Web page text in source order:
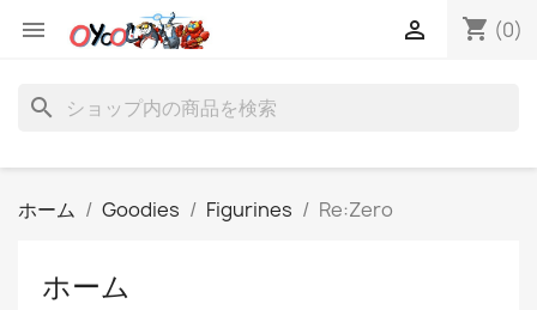
 shopping_cart (0)

search
ホーム Goodies Figurines Re:Zero
ホーム